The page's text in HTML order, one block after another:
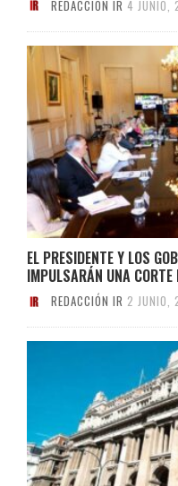
REDACCIÓN IR 4 JUNIO,
EL PRESIDENTE Y LOS
IMPULSARÁN UNA
REDACCIÓN IR 2 JUNIO,